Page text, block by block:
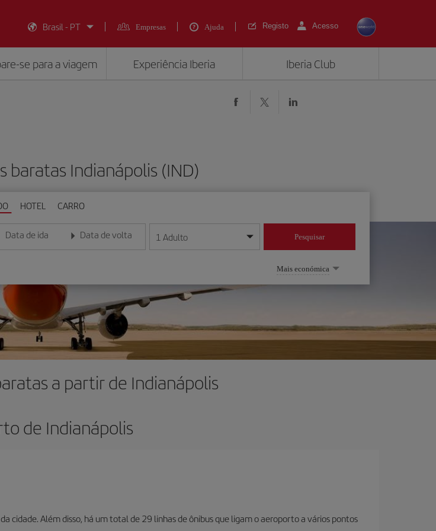
Brasil - PT
Empresas Ajuda Registo Acesso
se para a viagem Experiência Iberia Iberia Club
baratas Indianápolis (IND)
HOTEL CARRO
Data de ida
Insira a data no formato dia/mês/ano
Data de volta
Insira a data no formato dia/mês/ano
1 Adulto Pesquisar
Mais económica
a partir de Indianápolis
de Indianápolis
cidade. Além disso, há um total de 29 linhas de ônibus que ligam o aeroporto a vários pontos